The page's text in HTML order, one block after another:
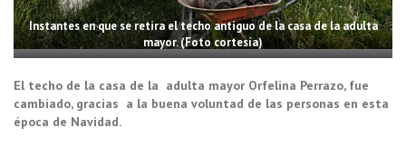
Instantes en que se retira el techo antiguo de la casa de la adulta
mayor. (Foto cortesía)
El techo de la casa de la adulta mayor Orfelina Perrazo, fue
cambiado, gracias a la buena voluntad de las personas en esta
época de Navidad.